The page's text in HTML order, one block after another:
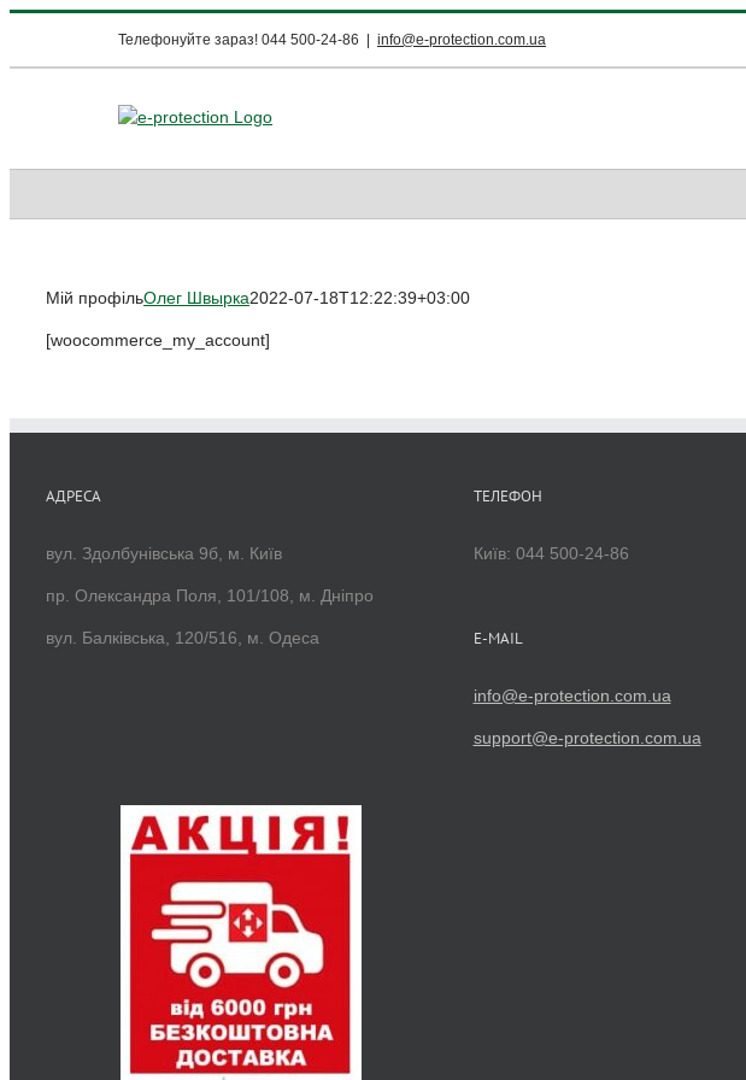
content
Телефонуйте зараз! 044 500-24-86 info@e-protection.com.ua
Мій профільОлег Швырка2022-07-18T12:22:39+03:00
[woocommerce_my_account]
АДРЕСА
вул. Здолбунівська 9б, м. Київ
пр. Олександра Поля, 101/108, м. Дніпро
вул. Балківська, 120/516, м. Одеса
ТЕЛЕФОН
Київ: 044 500-24-86
E-MAIL
info@e-protection.com.ua
support@e-protection.com.ua